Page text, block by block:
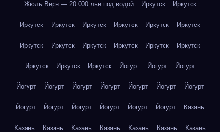
Жюль Верн — 20 000 лье под водой Иркутск Иркутск
Иркутск Иркутск Иркутск Иркутск Иркутск Иркутск
Иркутск Иркутск Иркутск Иркутск Иркутск Иркутск
Иркутск Иркутск Иркутск Йогурт Йогурт Йогурт
Йогурт Йогурт Йогурт Йогурт Йогурт Йогурт Йогурт
Йогурт Йогурт Йогурт Йогурт Йогурт Йогурт Казань
Казань Казань Казань Казань Казань Казань Казань